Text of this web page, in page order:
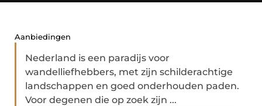
Aanbiedingen
Nederland is een paradijs voor
wandelliefhebbers, met zijn schilderachtige
landschappen en goed onderhouden paden.
Voor degenen die op zoek zijn ...